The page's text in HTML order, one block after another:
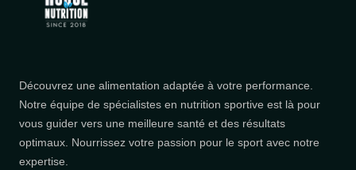
Découvrez une alimentation adaptée à votre performance.
Notre équipe de spécialistes en nutrition sportive est là pour
vous guider vers une meilleure santé et des résultats
optimaux. Nourrissez votre passion pour le sport avec notre
expertise.